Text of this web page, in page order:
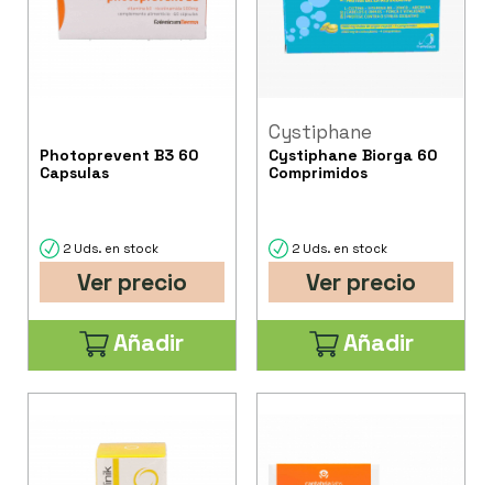
Photoprevent B3 60
Capsulas
2 Uds. en stock
Ver precio
Añadir
Cystiphane
Cystiphane Biorga 60
Comprimidos
2 Uds. en stock
Ver precio
Añadir